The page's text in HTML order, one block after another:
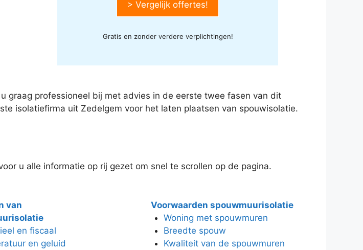
> Vergelijk offertes!
Gratis en zonder verdere verplichtingen!
graag professioneel bij met advies in de eerste twee fasen van dit
isolatiefirma uit Zedelgem voor het laten plaatsen van spouwisolatie.
u alle informatie op rij gezet om snel te scrollen op de pagina.
van
en fiscaal
en geluid
Voorwaarden spouwmuurisolatie
Woning met spouwmuren
Breedte spouw
Kwaliteit van de spouwmuren